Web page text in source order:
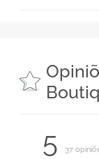
5 37